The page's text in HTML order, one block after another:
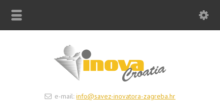
e-mail:info@savez-inovatora-zagreba.hr